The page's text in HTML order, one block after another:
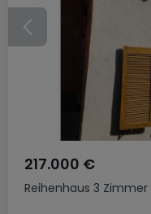
Reihenhaus 3 Zimmer
217.000 €